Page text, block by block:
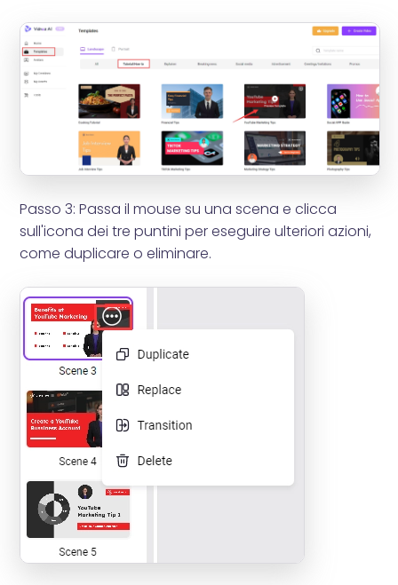
Passo 3: Passa il mouse su una scena e clicca
sull'icona dei tre puntini per eseguire ulteriori azioni,
come duplicare o eliminare.